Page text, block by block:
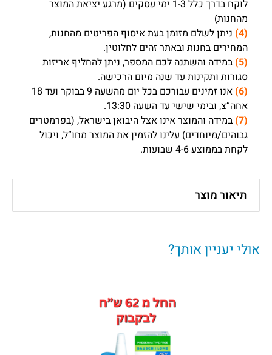
לוקח בדרך כלל 1-3 ימי עסקים (מרגע יציאת המוצר
מהחנות)
(4)
ניתן לשלם מזומן בעת איסוף הפריטים מהחנות,
המחירים בחנות ובאתר זהים לחלוטין.
(5)
במידה והשתנה לכם המספר, ניתן להחליף אריזות
סגורות ותקינות עד שנה מיום הרכישה.
(6)
אנו זמינים עבורכם בכל יום מהשעה 9 בבוקר ועד 18
אחה”צ, ובימי שישי עד השעה 13:30.
(7)
במידה והמוצר אינו אצל היבואן בישראל, (בפרמטרים
גבוהים/מיוחדים) עלינו להזמין את המוצר מחו”ל, ויכול
לקחת בממוצע 4-6 שבועות.
תיאור מוצר
אולי יעניין אותך?